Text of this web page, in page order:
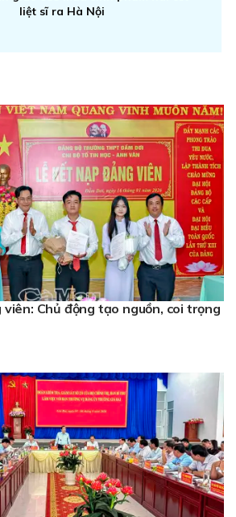
liệt sĩ ra Hà Nội
Chủ động tạo nguồn, coi trọng